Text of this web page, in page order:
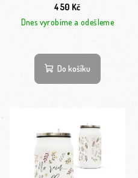
450 Kč
Dnes vyrobíme a odešleme
Do košíku